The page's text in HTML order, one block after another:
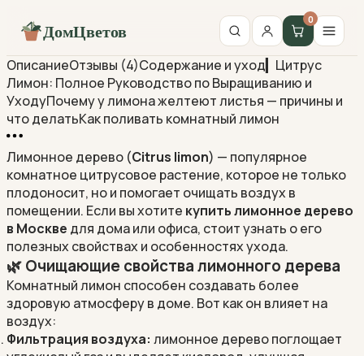
ДомЦветов
0
ОписаниеОтзывы (4)Содержание и уход ▎Цитрус
Лимон: Полное Руководство по Выращиванию и
УходуПочему у лимона желтеют листья — причины и
что делатьКак поливать комнатный лимон
Лимонное дерево (Citrus limon) — популярное
комнатное цитрусовое растение, которое не только
плодоносит, но и помогает очищать воздух в
помещении. Если вы хотите купить лимонное дерево
в Москве для дома или офиса, стоит узнать о его
полезных свойствах и особенностях ухода.
🌿 Очищающие свойства лимонного дерева
Комнатныйлимон способен создавать более
здоровую атмосферу в доме. Вот как он влияет на
воздух:
Фильтрация воздуха: лимонное дерево поглощает